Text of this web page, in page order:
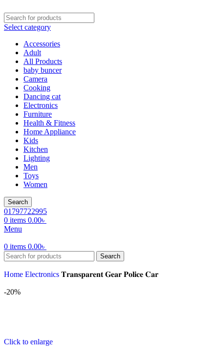
Select category
Accessories
Adult
All Products
baby buncer
Camera
Cooking
Dancing cat
Electronics
Furniture
Health & Fitness
Home Appliance
Kids
Kitchen
Lighting
Men
Toys
Women
Search
01797722995
0 items 0.00৳
Menu
0 items 0.00৳
Search
Home Electronics 𝐓𝐫𝐚𝐧𝐬𝐩𝐚𝐫𝐞𝐧𝐭 𝐆𝐞𝐚𝐫 𝐏𝐨𝐥𝐢𝐜𝐞 𝐂𝐚𝐫
-20%
Click to enlarge